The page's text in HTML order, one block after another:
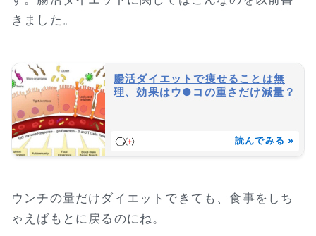
きました。
腸活ダイエットで痩せることは無
理、効果はウ●コの重さだけ減量？
読んでみる »
ウンチの量だけダイエットできても、食事をしち
ゃえばもとに戻るのにね。